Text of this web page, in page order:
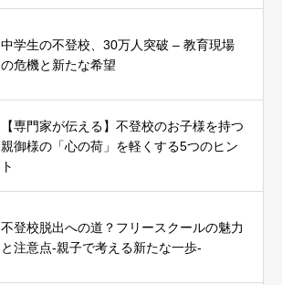
中学生の不登校、30万人突破 – 教育現場
の危機と新たな希望
【専門家が伝える】不登校のお子様を持つ
親御様の「心の荷」を軽くする5つのヒン
ト
不登校脱出への道？フリースクールの魅力
と注意点-親子で考える新たな一歩-